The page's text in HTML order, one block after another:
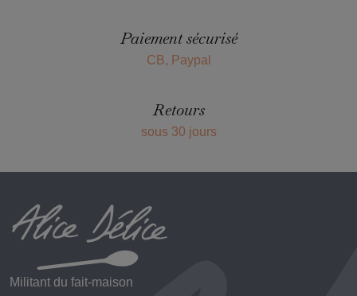
Paiement sécurisé
CB, Paypal
Retours
sous 30 jours
Militant du fait-maison